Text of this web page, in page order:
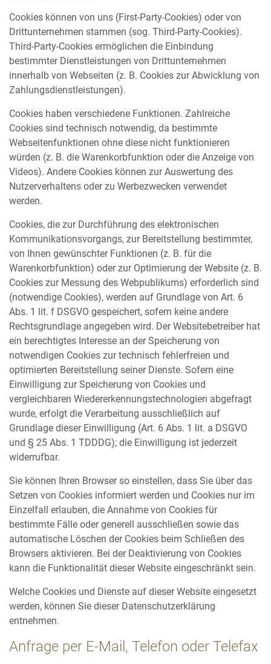
Cookies können von uns (First-Party-Cookies) oder von
Drittunternehmen stammen (sog. Third-Party-Cookies).
Third-Party-Cookies ermöglichen die Einbindung
bestimmter Dienstleistungen von Drittunternehmen
innerhalb von Webseiten (z. B. Cookies zur Abwicklung von
Zahlungsdienstleistungen).
Cookies haben verschiedene Funktionen. Zahlreiche
Cookies sind technisch notwendig, da bestimmte
Webseitenfunktionen ohne diese nicht funktionieren
würden (z. B. die Warenkorbfunktion oder die Anzeige von
Videos). Andere Cookies können zur Auswertung des
Nutzerverhaltens oder zu Werbezwecken verwendet
werden.
Cookies, die zur Durchführung des elektronischen
Kommunikationsvorgangs, zur Bereitstellung bestimmter,
von Ihnen gewünschter Funktionen (z. B. für die
Warenkorbfunktion) oder zur Optimierung der Website (z. B.
Cookies zur Messung des Webpublikums) erforderlich sind
(notwendige Cookies), werden auf Grundlage von Art. 6
Abs. 1 lit. f DSGVO gespeichert, sofern keine andere
Rechtsgrundlage angegeben wird. Der Websitebetreiber hat
ein berechtigtes Interesse an der Speicherung von
notwendigen Cookies zur technisch fehlerfreien und
optimierten Bereitstellung seiner Dienste. Sofern eine
Einwilligung zur Speicherung von Cookies und
vergleichbaren Wiedererkennungstechnologien abgefragt
wurde, erfolgt die Verarbeitung ausschließlich auf
Grundlage dieser Einwilligung (Art. 6 Abs. 1 lit. a DSGVO
und § 25 Abs. 1 TDDDG); die Einwilligung ist jederzeit
widerrufbar.
Sie können Ihren Browser so einstellen, dass Sie über das
Setzen von Cookies informiert werden und Cookies nur im
Einzelfall erlauben, die Annahme von Cookies für
bestimmte Fälle oder generell ausschließen sowie das
automatische Löschen der Cookies beim Schließen des
Browsers aktivieren. Bei der Deaktivierung von Cookies
kann die Funktionalität dieser Website eingeschränkt sein.
Welche Cookies und Dienste auf dieser Website eingesetzt
werden, können Sie dieser Datenschutzerklärung
entnehmen.
Anfrage per E-Mail, Telefon oder Telefax